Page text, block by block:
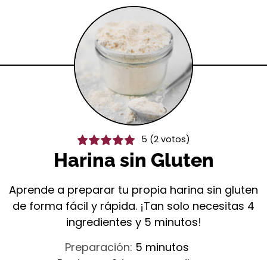
5 (2 votos)
Harina sin Gluten
Aprende a preparar tu propia harina sin gluten
de forma fácil y rápida. ¡Tan solo necesitas 4
ingredientes y 5 minutos!
Preparación: 5 minutos
minutos